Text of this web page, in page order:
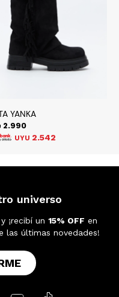
YANKA
2.990
UYU 2.542
universo
¡recibí un 15% OFF en
las últimas novedades!